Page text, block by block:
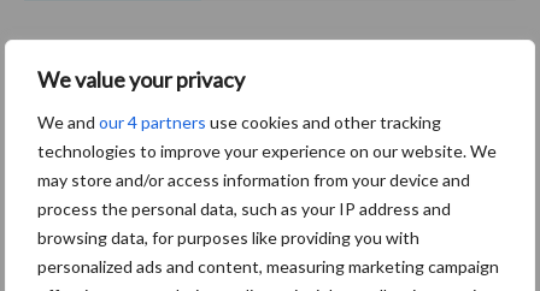
We value your privacy
We and our 4 partners use cookies and other tracking
technologies to improve your experience on our website. We
may store and/or access information from your device and
process the personal data, such as your IP address and
browsing data, for purposes like providing you with
personalized ads and content, measuring marketing campaign
Mastitis Hittestress
Toon meer